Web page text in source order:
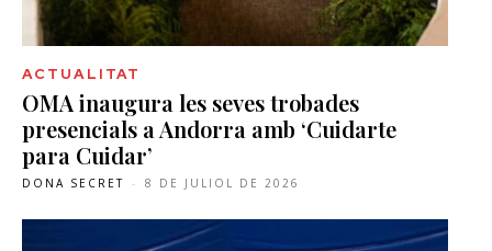
ACTUALITAT
OMA inaugura les seves trobades
presencials a Andorra amb ‘Cuidarte
para Cuidar’
DONA SECRET - 8 DE JULIOL DE 2026